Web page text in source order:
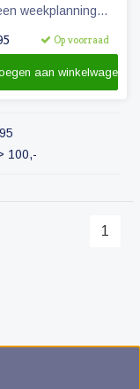
weekplanning
belonen, weer
stiften en
Op voorraad
aan winkelwagen
100,-
1